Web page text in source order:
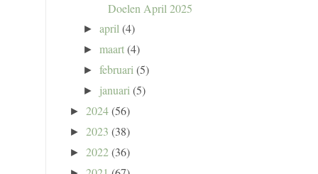
Doelen April 2025
►april (4)
►maart(4)
►februari (5)
► januari (5)
► 2024(56)
► 2023 (38)
► 2022(36)